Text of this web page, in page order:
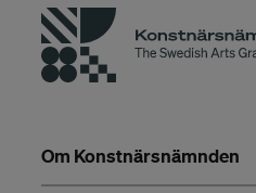
Om Konstnärsnämnden